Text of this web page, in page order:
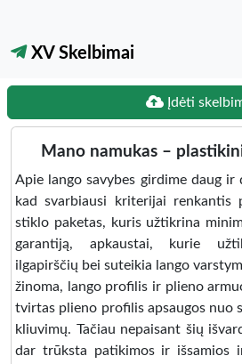
XV Skelbimai
Įdėti
Mano namukas –
Apie lango savybes girdime daug ir
kad svarbiausi kriterijai renkantis
stiklo paketas, kuris užtikrina
garantiją, apkaustai, kurie
ilgapirščių bei suteikia lango
žinoma, lango profilis ir plieno
tvirtas plieno profilis apsaugos nuo
kliuvimų. Tačiau nepaisant šių
dar trūksta patikimos ir išsamios